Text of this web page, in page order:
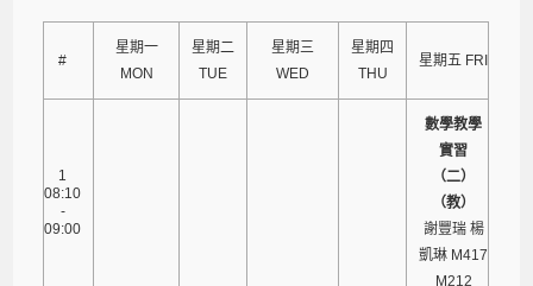
#
星期一
MON
星期二
TUE
星期三
WED
星期四
THU
星期五 FRI
1
08:10
-
09:00
數學教學
實習
（二）
（教）
謝豐瑞 楊
凱琳 M417
M212